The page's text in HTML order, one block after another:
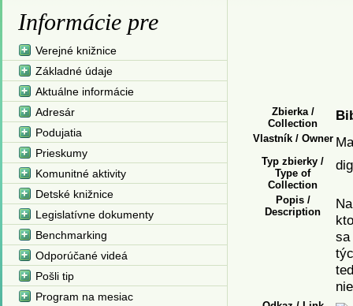
Zbierka /
Collection
Vlastník / Owner
Typ zbierky /
Type of
Collection
Popis /
Description
sa
Informácie pre
Verejné knižnice
Základné údaje
Aktuálne informácie
Adresár
Podujatia
Prieskumy
Komunitné aktivity
Detské knižnice
Legislatívne dokumenty
Benchmarking
Odporúčané videá
Pošli tip
Program na mesiac